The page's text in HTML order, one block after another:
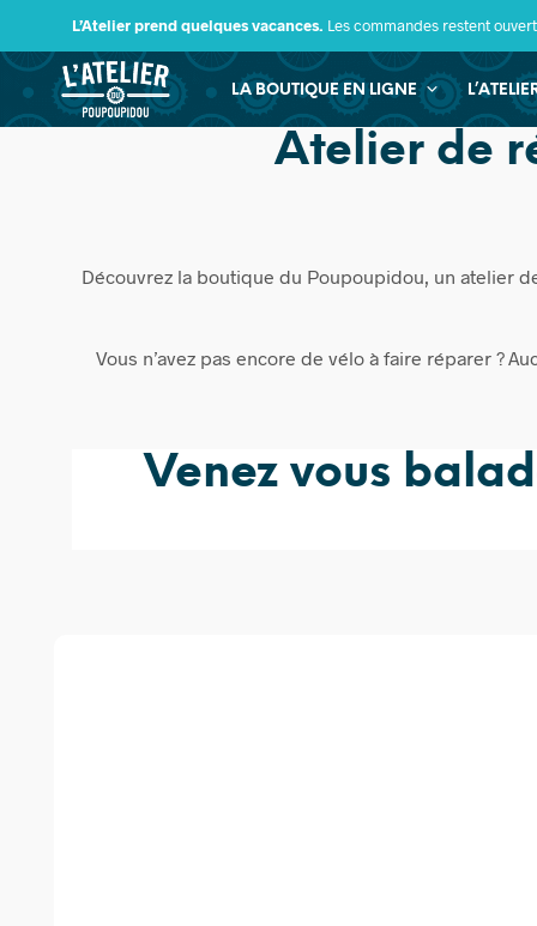
L’Atelier prend quelques vacances. Les commandes restent
LA BOUTIQUE EN LIGNE
Atelier de
Découvrez la boutique du Poupoupidou, un atelier
Vous n’avez pas encore de vélo à faire réparer ?
Venez vous